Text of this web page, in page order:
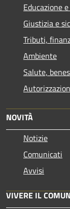
Educazione
Giustizia e
Tributi,
Ambiente
Salute,
NOVITÀ
Notizie
Comunicati
Avvisi
VIVERE IL